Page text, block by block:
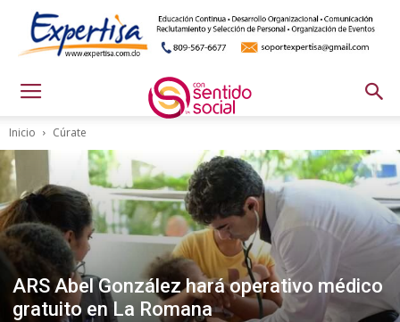
Inicio Cúrate
ARS Abel González hará operativo médico
gratuito en La Romana